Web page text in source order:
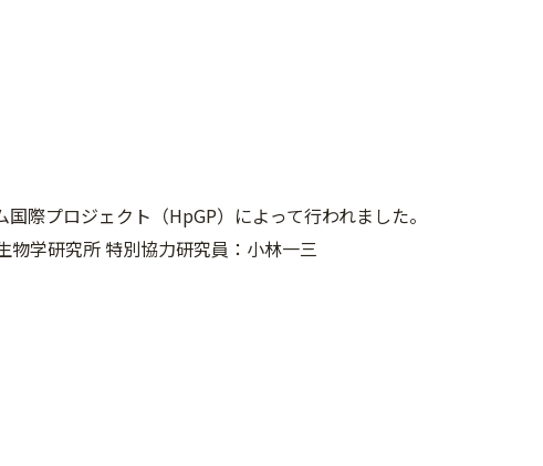
際プロジェクト（HpGP）によって行われました。
学研究所 特別協力研究員：小林一三